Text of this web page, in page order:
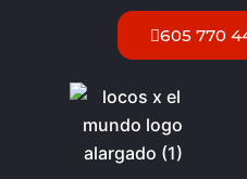
605 770